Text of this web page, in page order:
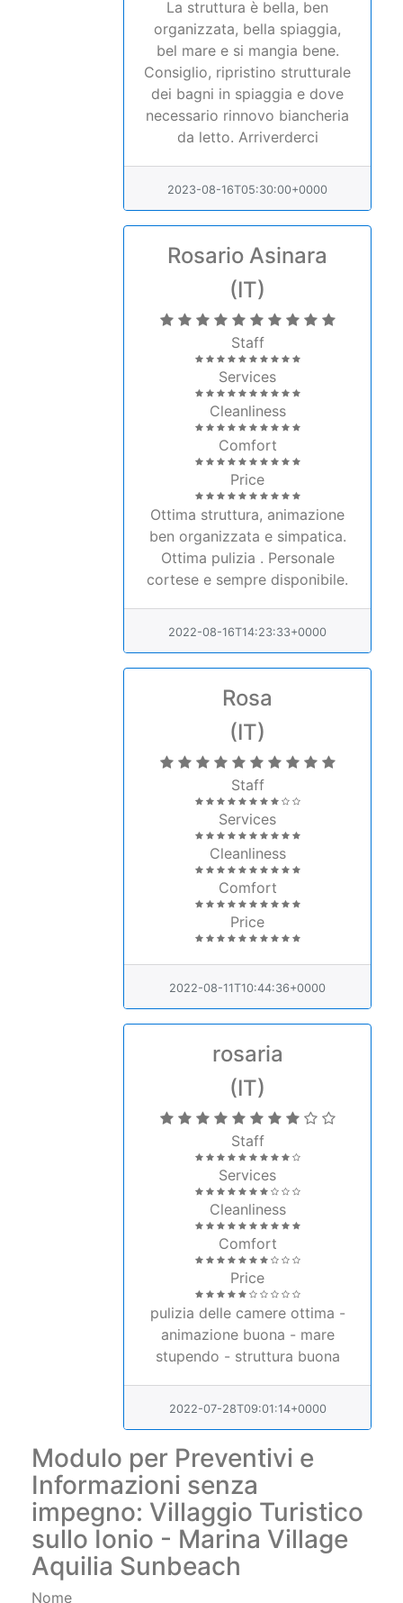
organizzata, bella spiaggia,
bel mare e si mangia bene.
Consiglio, ripristino strutturale
dei bagni in spiaggia e dove
necessario rinnovo biancheria
da letto. Arriverderci
2023-08-16T05:30:00+0000
Rosario Asinara
(IT)
Staff
Services
Cleanliness
Comfort
Price
Ottima struttura, animazione
ben organizzata e simpatica.
Ottima pulizia . Personale
cortese e sempre disponibile.
2022-08-16T14:23:33+0000
Rosa
(IT)
Staff
Services
Cleanliness
Comfort
Price
2022-08-11T10:44:36+0000
rosaria
(IT)
Staff
Services
Cleanliness
Comfort
Price
pulizia delle camere ottima -
animazione buona - mare
stupendo - struttura buona
2022-07-28T09:01:14+0000
Modulo per Preventivi e
Informazioni senza
impegno: Villaggio Turistico
sullo Ionio - Marina Village
Aquilia Sunbeach
Nome